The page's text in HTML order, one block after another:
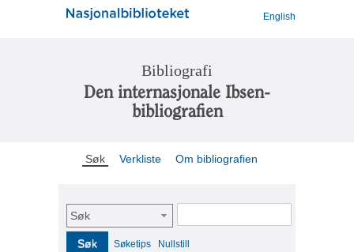
English
Bibliografi
Den internasjonale Ibsen-
bibliografien
Søk Verkliste Om bibliografien
Søk
Søk Søketips Nullstill